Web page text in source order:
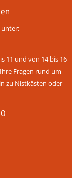
unter:
11 und von 14 bis 16
Fragen rund um
zu Nistkästen oder